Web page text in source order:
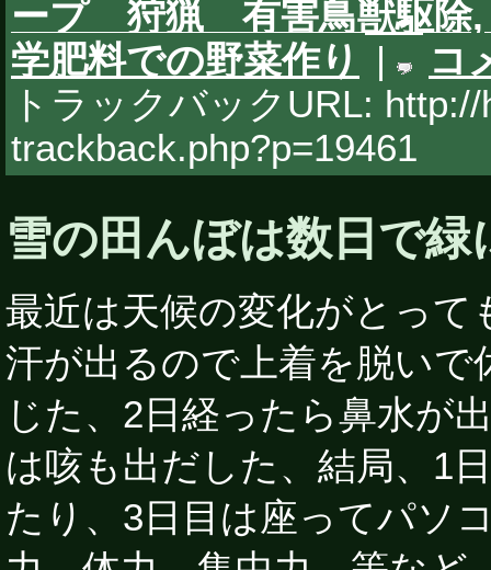
ープ 狩猟 有害鳥獣駆除
学肥料での野菜作り
|
コ
トラックバックURL:
trackback.php?p=19461
雪の田んぼは数日で緑
最近は天候の変化がとっ
汗が出るので上着を脱い
じた、2日経ったら鼻水が
は咳も出だした、結局、1
たり、3日目は座ってパソ